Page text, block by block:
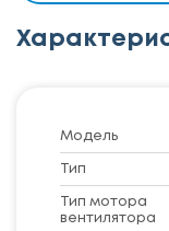
Модель
Тип
Тип мотора
вентилятора